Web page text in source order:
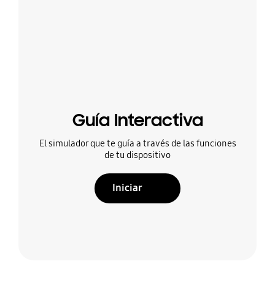
Guía Interactiva
El simulador que te guía a través de las funciones
de tu dispositivo
Iniciar